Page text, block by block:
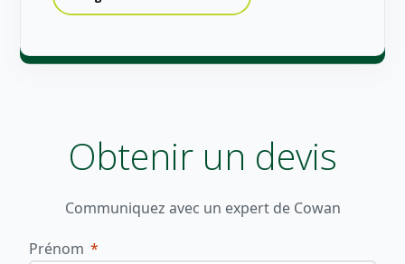
Obtenir un devis
Communiquez avec un expert de Cowan
Prénom